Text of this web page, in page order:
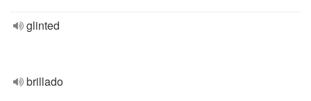
glinted
brillado